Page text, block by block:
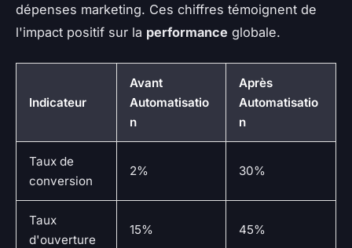
dépenses marketing. Ces chiffres témoignent de
l'impact positif sur la performance globale.
Indicateur
Avant
Automatisatio
n
Après
Automatisatio
n
Taux de
conversion
2% 30%
Taux
d'ouverture
15% 45%